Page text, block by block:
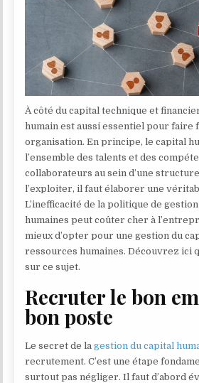
À côté du capital technique et
humain est aussi essentiel pour faire
organisation. En principe, le capital
l’ensemble des talents et des
collaborateurs au sein d’une
l’exploiter, il faut élaborer une
L’inefficacité de la politique de
humaines peut coûter cher à
mieux d’opter pour une gestion du
ressources humaines. Découvrez ici
sur ce sujet.
Recruter le bon
bon poste
Le secret de lagestion du capital
recrutement. C’est une étape
surtout pas négliger. Il faut d’abord